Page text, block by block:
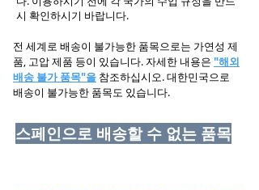
시 확인하시기 바랍니다.
전 세계로 배송이 불가능한 품목으로는 가연성 제
품, 고압 제품 등이 있습니다. 자세한 내용은 "해외
배송 불가 품목"을 참조하십시오. 대한민국으로
배송이 불가능한 품목도 있습니다.
스페인으로 배송할 수 없는 품목